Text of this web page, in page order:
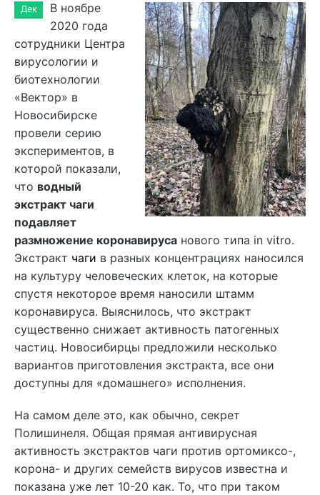
Дек
В ноябре
2020 года
сотрудники Центра
вирусологии и
биотехнологии
«Вектор» в
Новосибирске
провели серию
экспериментов, в
которой показали,
что водный
экстракт чаги
подавляет
размножение коронавируса нового типа in vitro.
Экстракт чаги в разных концентрациях наносился
на культуру человеческих клеток, на которые
спустя некоторое время наносили штамм
коронавируса. Выяснилось, что экстракт
существенно снижает активность патогенных
частиц. Новосибирцы предложили несколько
вариантов приготовления экстракта, все они
доступны для «домашнего» исполнения.
На самом деле это, как обычно, секрет
Полишинеля. Общая прямая антивирусная
активность экстрактов чаги против ортомиксо-,
корона- и других семейств вирусов известна и
показана уже лет 10-20 как. То, что при таком